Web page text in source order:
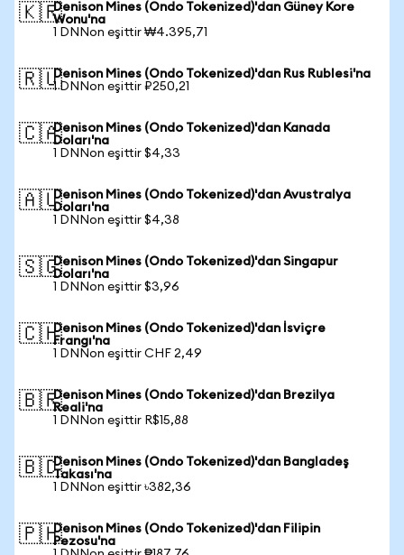
🇰🇷Denison Mines (Ondo Tokenized)'dan Güney Kore
Wonu'na
1 DNNon eşittir ₩4.395,71
🇷🇺Denison Mines (Ondo Tokenized)'dan Rus Rublesi'na
1 DNNon eşittir ₽250,21
🇨🇦Denison Mines (Ondo Tokenized)'dan Kanada
Doları'na
1 DNNon eşittir $4,33
🇦🇺Denison Mines (Ondo Tokenized)'dan Avustralya
Doları'na
1 DNNon eşittir $4,38
🇸🇬Denison Mines (Ondo Tokenized)'dan Singapur
Doları'na
1 DNNon eşittir $3,96
🇨🇭Denison Mines (Ondo Tokenized)'dan İsviçre
Frangı'na
1 DNNon eşittir CHF 2,49
🇧🇷Denison Mines (Ondo Tokenized)'dan Brezilya
Reali'na
1 DNNon eşittir R$15,88
🇧🇩Denison Mines (Ondo Tokenized)'dan Bangladeş
Takası'na
1 DNNon eşittir ৳382,36
🇵🇭Denison Mines (Ondo Tokenized)'dan Filipin
Pezosu'na